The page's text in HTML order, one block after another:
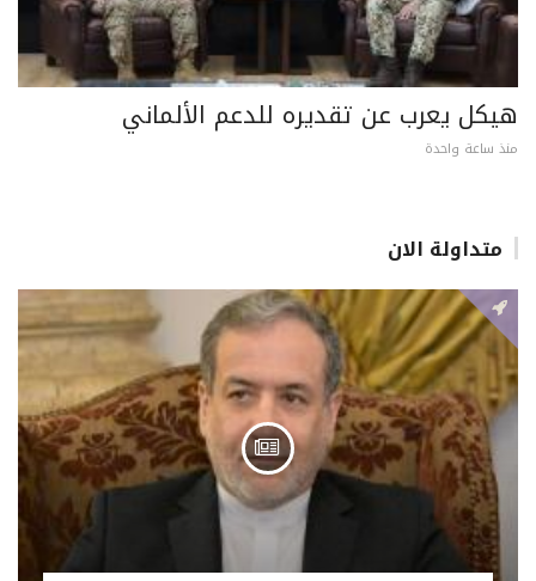
هيكل يعرب عن تقديره للدعم الألماني
منذ ساعة واحدة
متداولة الان